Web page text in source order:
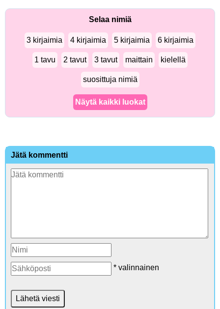
Selaa nimiä
3 kirjaimia 4 kirjaimia 5 kirjaimia 6 kirjaimia
1 tavu 2 tavut 3 tavut maittain kielellä
suosittuja nimiä
Näytä kaikki luokat
Jätä kommentti
* valinnainen